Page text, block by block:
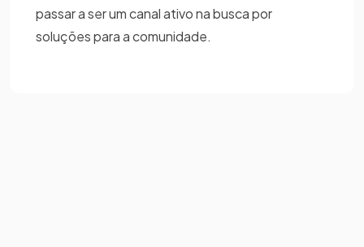
passar a ser um canal ativo na busca por
soluções para a comunidade.